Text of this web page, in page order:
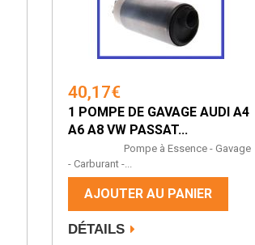
40,17€
1 POMPE DE GAVAGE AUDI A4
A6 A8 VW PASSAT...
Pompe à Essence - Gavage
- Carburant -...
AJOUTER AU PANIER
DÉTAILS